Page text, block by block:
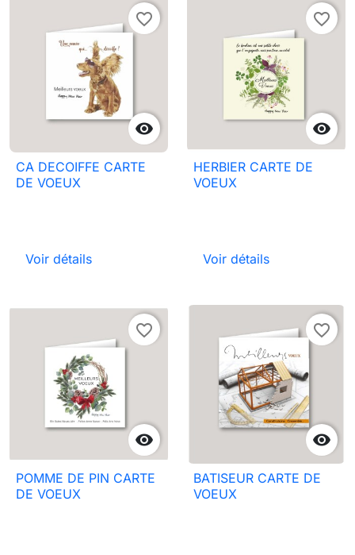

favorite_border
CA DECOIFFE CARTE
DE VOEUX
Voir détails

favorite_border
HERBIER CARTE DE
VOEUX
Voir détails

favorite_border
POMME DE PIN CARTE
DE VOEUX

favorite_border
BATISEUR CARTE DE
VOEUX